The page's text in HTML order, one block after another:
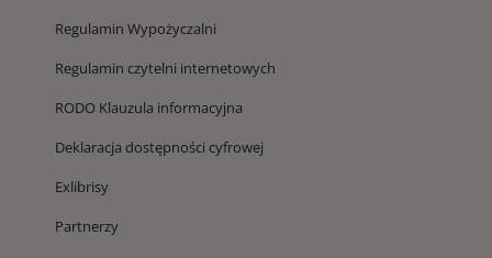
Regulamin Wypożyczalni
Regulamin czytelni internetowych
RODO Klauzula informacyjna
Deklaracja dostępności cyfrowej
Exlibrisy
Partnerzy